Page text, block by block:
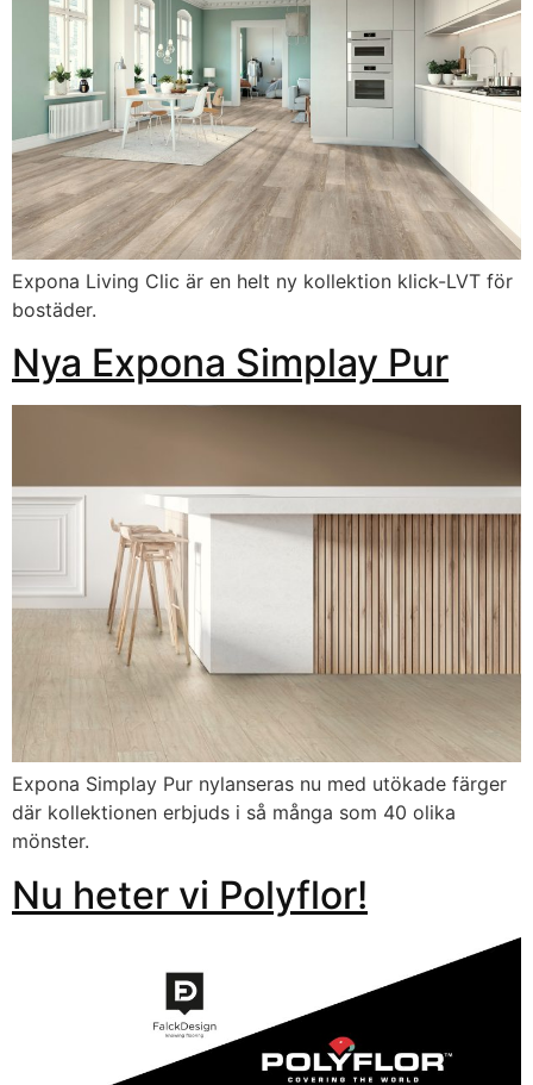
Expona Living Clic är en helt ny kollektion klick-LVT för
bostäder.
Nya Expona Simplay Pur
Expona Simplay Pur nylanseras nu med utökade färger
där kollektionen erbjuds i så många som 40 olika
mönster.
Nu heter vi Polyflor!